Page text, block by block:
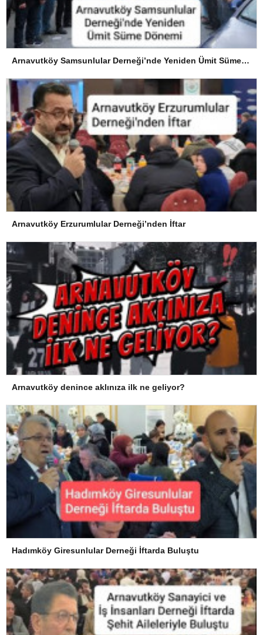
Arnavutköy Samsunlular Derneği’nde Yeniden Ümit Süme Dönemi
Arnavutköy Erzurumlular Derneği’nden İftar
Arnavutköy denince aklınıza ilk ne geliyor?
Hadımköy Giresunlular Derneği İftarda Buluştu